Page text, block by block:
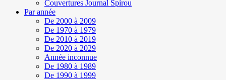
Couvertures Journal Spirou
Par année
De 2000 à 2009
De 1970 à 1979
De 2010 à 2019
De 2020 à 2029
Année inconnue
De 1980 à 1989
De 1990 à 1999